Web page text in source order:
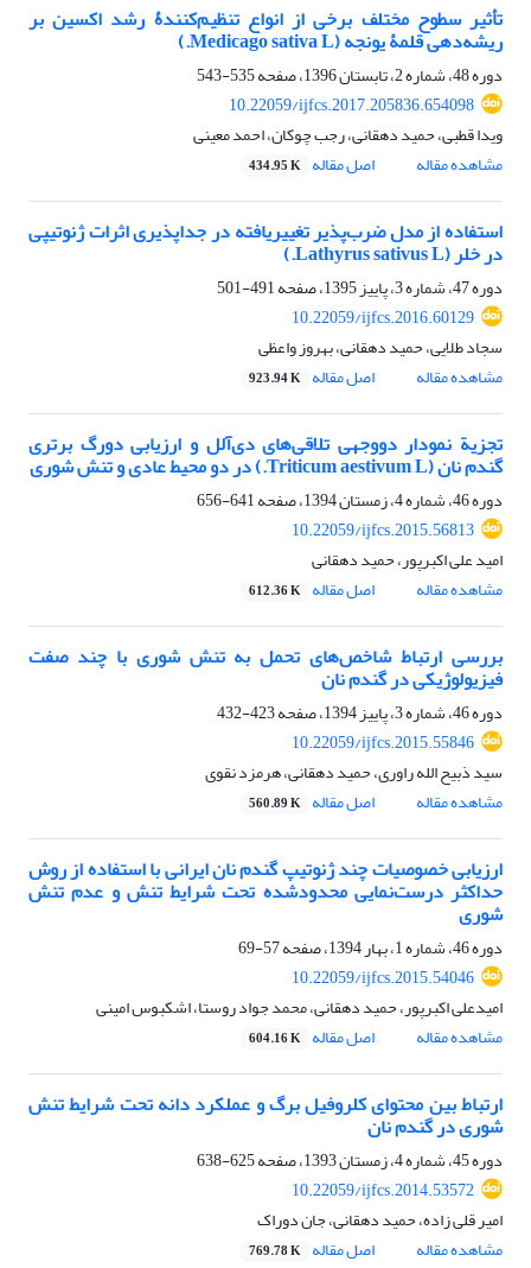
تأثیر سطوح مختلف برخی از انواع تنظیم‌کنندۀ رشد اکسین بر
ریشه‌دهی قلمۀ یونجه (Medicago sativa L.)
دوره 48، شماره 2، تابستان 1396، صفحه
535-543
10.22059/ijfcs.2017.205836.654098
ویدا قطبی، حمید دهقانی، رجب چوکان، احمد معینی
مشاهده مقاله
اصل مقاله 434.95 K
استفاده از مدل ضرب‌پذیر تغییریافته در جدا‏پذیری اثرات ژنوتیپی
در خلر (Lathyrus sativus L.)
دوره 47، شماره 3، پاییز 1395، صفحه
491-501
10.22059/ijfcs.2016.60129
سجاد طلایی، حمید دهقانی، بهروز واعظی
مشاهده مقاله
اصل مقاله 923.94 K
تجزیة نمودار دووجهی تلاقی‌های دی‌آلل و ارزیابی دورگ برتری
گندم نان (Triticum aestivum L.) در دو محیط عادی و تنش شوری
دوره 46، شماره 4، زمستان 1394، صفحه
641-656
10.22059/ijfcs.2015.56813
امید علی اکبرپور، حمید دهقانی
مشاهده مقاله
اصل مقاله 612.36 K
بررسی ارتباط شاخص‌های تحمل به تنش شوری با چند صفت
فیزیولوژیکی در گندم نان
دوره 46، شماره 3، پاییز 1394، صفحه
423-432
10.22059/ijfcs.2015.55846
سید ذبیح الله راوری، حمید دهقانی، هرمزد نقوی
مشاهده مقاله
اصل مقاله 560.89 K
ارزیابی خصوصیات چند ژنوتیپ‌ گندم نان ایرانی با استفاده از روش
حداکثر درست‌نمایی محدودشده تحت شرایط تنش و عدم تنش
شوری
دوره 46، شماره 1، بهار 1394، صفحه
57-69
10.22059/ijfcs.2015.54046
امیدعلی اکبرپور، حمید دهقانی، محمد جواد روستا، اشکبوس امینی
مشاهده مقاله
اصل مقاله 604.16 K
ارتباط بین محتوای کلروفیل برگ و عملکرد دانه تحت شرایط تنش
شوری در گندم نان
دوره 45، شماره 4، زمستان 1393، صفحه
625-638
10.22059/ijfcs.2014.53572
امیر قلی زاده، حمید دهقانی، جان دوراک
مشاهده مقاله
اصل مقاله 769.78 K